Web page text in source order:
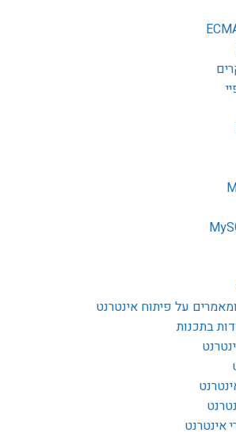
על פיתוח אינטרנט
בתכנות
אינטרנט